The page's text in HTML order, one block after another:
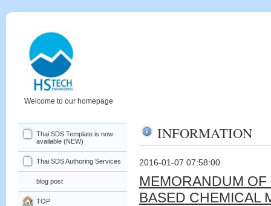
Welcome to our homepage
INFORMATION
2016-01-07 07:58:00
MEMORANDUM
BASED CHEMICAL
Thai SDS Template is now
available (NEW)
Thai SDS Authoring Services
blog post
TOP